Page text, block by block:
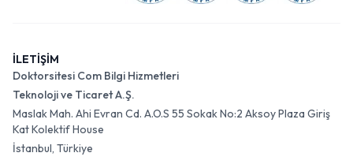
İLETİŞİM
Doktorsitesi Com Bilgi Hizmetleri
Teknoloji ve Ticaret A.Ş.
Maslak Mah. Ahi Evran Cd. A.O.S 55 Sokak No:2 Aksoy Plaza Giriş
Kat Kolektif House
İstanbul, Türkiye